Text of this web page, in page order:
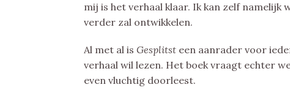
mij is het verhaal klaar. Ik kan zelf namelijk
verder zal ontwikkelen.
Al met al is Gesplitst een aanrader voor
verhaal wil lezen. Het boek vraagt echter
even vluchtig doorleest.